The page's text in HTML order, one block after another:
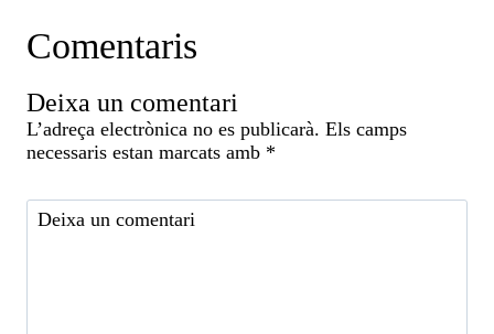
Comentaris
Deixa un comentari
L’adreça electrònica no es publicarà. Els camps
necessaris estan marcats amb *